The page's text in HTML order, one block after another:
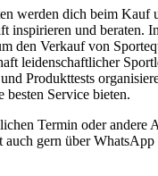
werden dich beim Kauf
inspirieren und beraten.
den Verkauf von
leidenschaftlicher
Produkttests
besten Service bieten.
Termin oder andere
auch gern über